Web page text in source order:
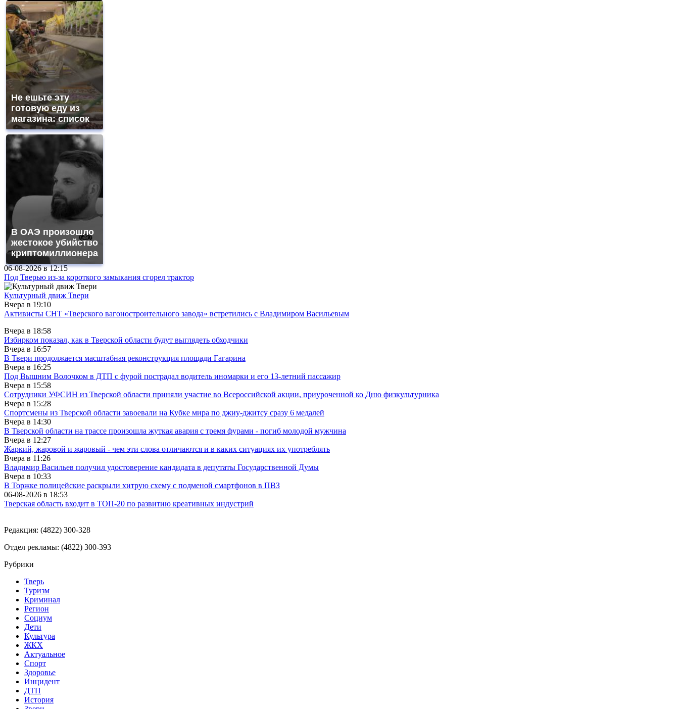
Не ешьте эту
готовую еду из
магазина: список
В ОАЭ произошло
жестокое убийство
криптомиллионера
06-08-2026 в12:15
Под Тверью из-за короткого замыкания сгорел трактор
Культурный движ Твери
Вчера в 19:10
Активисты СНТ «Тверского вагоностроительного завода» встретились с Владимиром Васильевым
Вчера в 18:58
Избирком показал, как в Тверской области будут выглядеть обходчики
Вчера в 16:57
В Твери продолжается масштабная реконструкция площади Гагарина
Вчера в 16:25
Под Вышним Волочком в ДТП с фурой пострадал водитель иномарки и его 13-летний пассажир
Вчера в 15:58
Сотрудники УФСИН из Тверской области приняли участие во Всероссийской акции, приуроченной ко Дню физкультурника
Вчера в 15:28
Спортсмены из Тверской области завоевали на Кубке мира по джиу-джитсу сразу 6 медалей
Вчера в 14:30
В Тверской области на трассе произошла жуткая авария с тремя фурами - погиб молодой мужчина
Вчера в 12:27
Жаркий, жаровой и жаровый - чем эти слова отличаются и в каких ситуациях их употреблять
Вчера в 11:26
Владимир Васильев получил удостоверение кандидата в депутаты Государственной Думы
Вчера в 10:33
В Торжке полицейские раскрыли хитрую схему с подменой смартфонов в ПВЗ
06-08-2026 в 18:53
Тверская область входит в ТОП-20 по развитию креативных индустрий
Редакция: (4822) 300-328
Отдел рекламы: (4822) 300-393
Рубрики
Тверь
Туризм
Криминал
Регион
Социум
Дети
Культура
ЖКХ
Актуальное
Спорт
Здоровье
Инцидент
ДТП
История